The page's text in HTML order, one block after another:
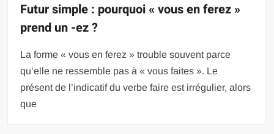
Futur simple : pourquoi « vous en ferez »
prend un -ez ?
La forme « vous en ferez » trouble souvent parce
qu’elle ne ressemble pas à « vous faites ». Le
présent de l’indicatif du verbe faire est irrégulier, alors
que